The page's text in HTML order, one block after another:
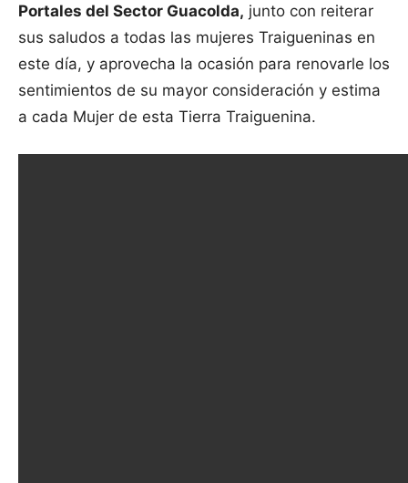
Portales del Sector Guacolda, junto con reiterar
sus saludos a todas las mujeres Traigueninas en
este día, y aprovecha la ocasión para renovarle los
sentimientos de su mayor consideración y estima
a cada Mujer de esta Tierra Traiguenina.